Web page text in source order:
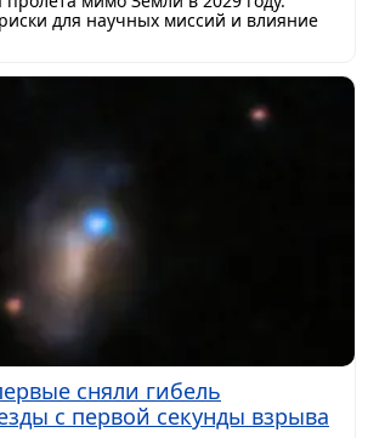
для научных миссий и влияние
сняли гибель
с первой секунды взрыва